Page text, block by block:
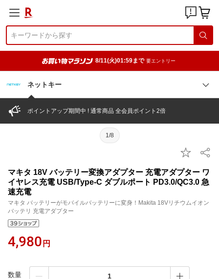
8/11(火)01:59まで 要エントリー
ネットキー
ポイントアップ期間中 ! 通常商品 全会員ポイント2倍
1/8
マキタ 18V バッテリー変換アダプター 充電アダプター ワ
イヤレス充電 USB/Type-C ダブルポート PD3.0/QC3.0 急
速充電
マキタ バッテリーがモバイルバッテリーに変身！Makita 18Vリチウムイオン
バッテリ 充電アダプター
4,980 円
数量